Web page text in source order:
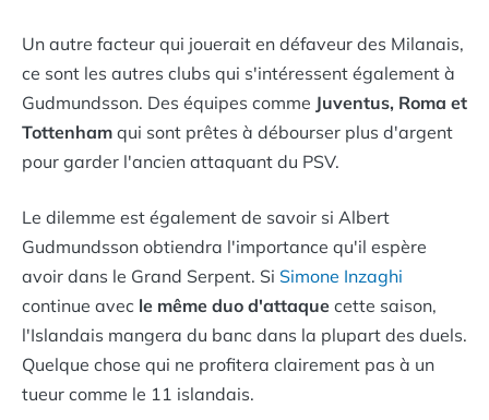
Un autre facteur qui jouerait en défaveur des Milanais,
ce sont les autres clubs qui s'intéressent également à
Gudmundsson. Des équipes comme Juventus, Roma et
Tottenham qui sont prêtes à débourser plus d'argent
pour garder l'ancien attaquant du PSV.
Le dilemme est également de savoir si Albert
Gudmundsson obtiendra l'importance qu'il espère
avoir dans le Grand Serpent. Si Simone Inzaghi
continue avec le même duo d'attaque cette saison,
l'Islandais mangera du banc dans la plupart des duels.
Quelque chose qui ne profitera clairement pas à un
tueur comme le 11 islandais.